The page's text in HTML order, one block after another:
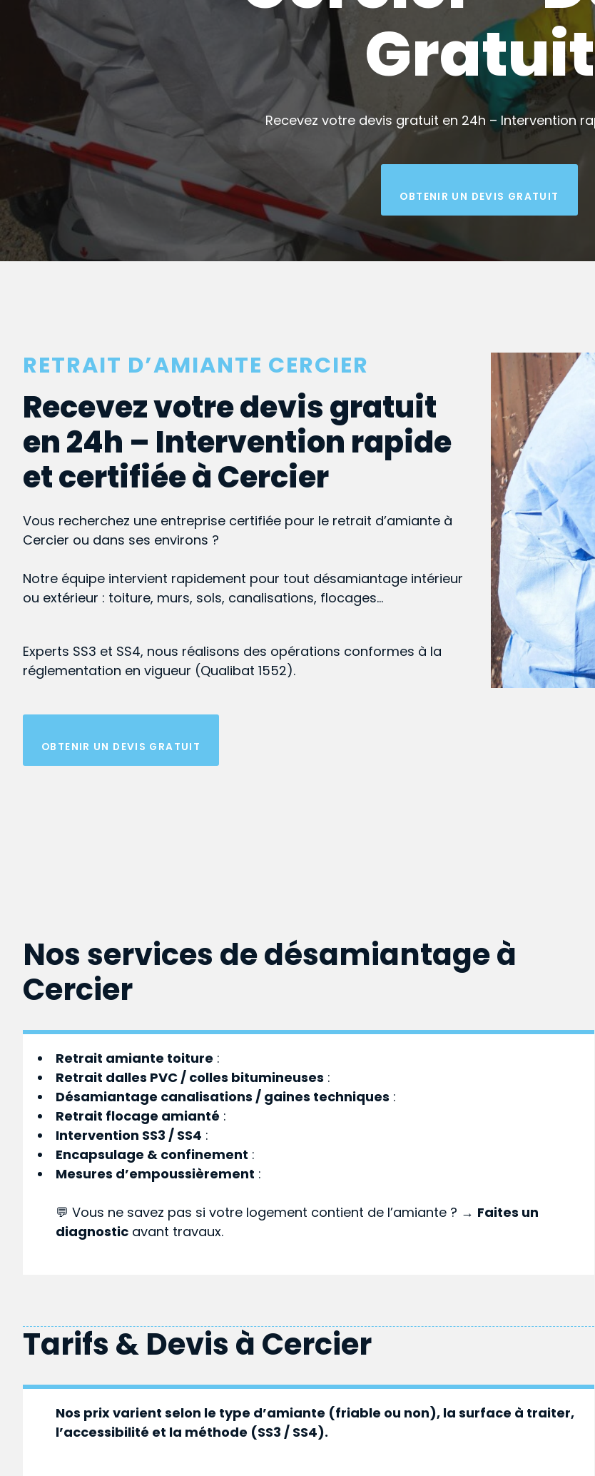
Gratuit
Recevez votre devis gratuit en 24h – Intervention
OBTENIR UN DEVIS GRATUIT
RETRAIT D’AMIANTE CERCIER
Recevez votre devis gratuit
en 24h – Intervention rapide
et certifiée à Cercier
Vous recherchez une entreprise certifiée pour le retrait d’amiante à
Cercier ou dans ses environs ?
Notre équipe intervient rapidement pour tout désamiantage intérieur
ou extérieur : toiture, murs, sols, canalisations, flocages…
Experts SS3 et SS4, nous réalisons des opérations conformes à la
réglementation en vigueur (Qualibat 1552).
OBTENIR UN DEVIS GRATUIT
Nos services de désamiantage à
Cercier
Retrait amiante toiture :
Retrait dalles PVC / colles bitumineuses :
Désamiantage canalisations / gaines techniques :
Retrait flocage amianté :
Intervention SS3 / SS4 :
Encapsulage & confinement :
Mesures d’empoussièrement :
💬 Vous ne savez pas si votre logement contient de l’amiante ? → Faites un
diagnostic avant travaux.
Tarifs & Devis à Cercier
Nos prix varient selon le type d’amiante (friable ou non), la surface à traiter,
l’accessibilité et la méthode (SS3 / SS4).